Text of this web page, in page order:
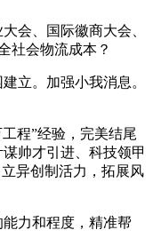
会、国际徽商大会、
社会物流成本？
立。加强小我消息。
程”经验，完美结尾
帅才引进、科技领甲
异创制活力，拓展风
力和程度，精准帮